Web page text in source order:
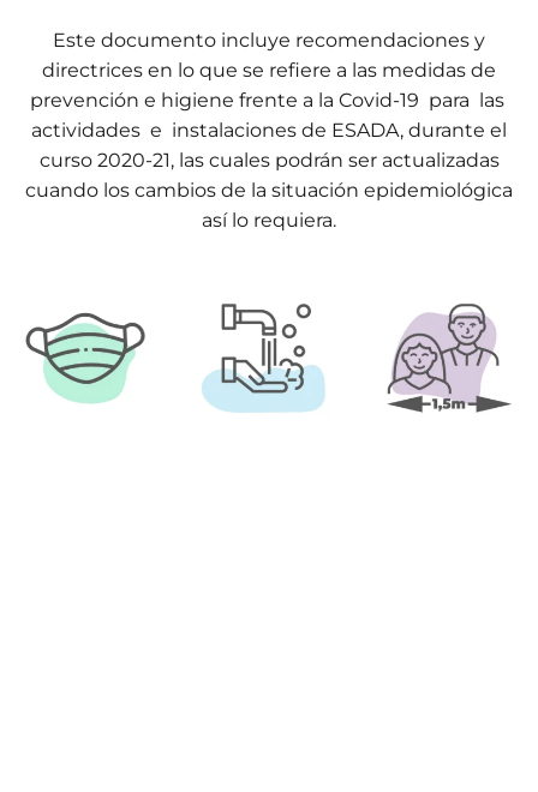
Este documento incluye recomendaciones y
directrices en lo que se refiere a las medidas de
prevención e higiene frente a la Covid-19 para las
actividades e instalaciones de ESADA, durante el
curso 2020-21, las cuales podrán ser actualizadas
cuando los cambios de la situación epidemiológica
así lo requiera.